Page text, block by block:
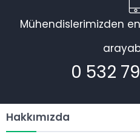
Mühendislerimizden
0 532
Hakkımızda